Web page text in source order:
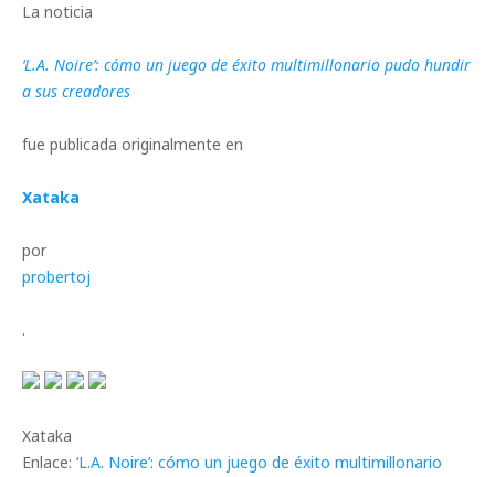
La noticia
‘L.A. Noire’: cómo un juego de éxito multimillonario pudo hundir
a sus creadores
fue publicada originalmente en
Xataka
por
probertoj
.
Xataka
Enlace: ‘L.A. Noire’: cómo un juego de éxito multimillonario